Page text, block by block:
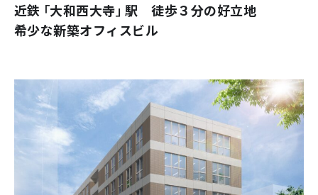
近鉄「大和西大寺」駅 徒歩３分の好立地
希少な新築オフィスビル